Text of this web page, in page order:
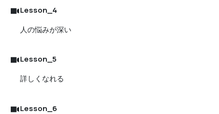
Lesson_4
人の悩みが深い
Lesson_5
詳しくなれる
Lesson_6